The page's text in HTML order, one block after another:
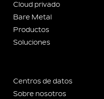
Cloud privado
Bare Metal
Productos
Soluciones
Centros de datos
Sobre nosotros